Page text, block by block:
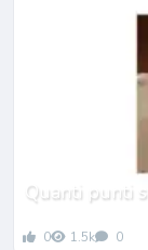
Quanti punti
0 1.5k 0